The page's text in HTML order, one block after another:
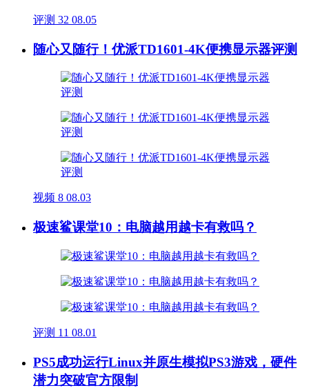
评测 32 08.05
随心又随行！优派TD1601-4K便携显示器评测
视频 8 08.03
极速鲨课堂10：电脑越用越卡有救吗？
评测 11 08.01
PS5成功运行Linux并原生模拟PS3游戏，硬件
潜力突破官方限制